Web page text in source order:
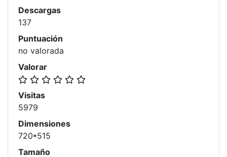
Descargas
137
Puntuación
no valorada
Valorar
Visitas
5979
Dimensiones
720*515
Tamaño